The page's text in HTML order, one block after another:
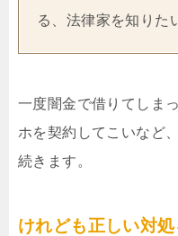
る、法律家を知りた
一度闇金で借りてしま
ホを契約してこいなど
続きます。
けれども正しい対